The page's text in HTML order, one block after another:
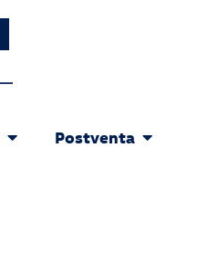
Postventa